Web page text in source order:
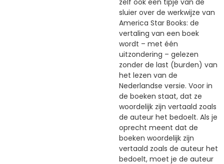
sluier over de werkwijze van
America Star Books: de
vertaling van een boek
wordt – met één
uitzondering – gelezen
zonder de last (burden) van
het lezen van de
Nederlandse versie. Voor in
de boeken staat, dat ze
woordelijk zijn vertaald zoals
de auteur het bedoelt. Als je
oprecht meent dat de
boeken woordelijk zijn
vertaald zoals de auteur het
bedoelt, moet je de auteur